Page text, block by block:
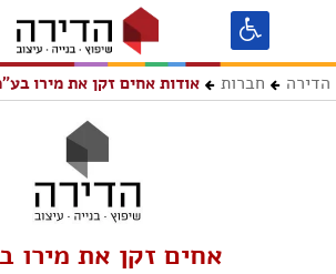
הדירה חברות אודות אחים זקן את מירו
אחים זקן את מירו